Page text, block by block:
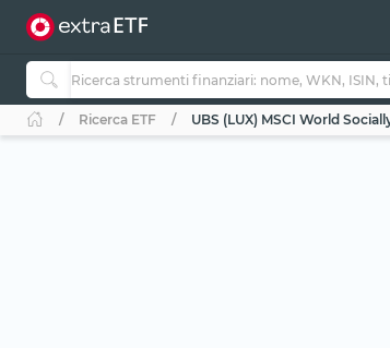
Ricerca ETF UBS (LUX) MSCI World